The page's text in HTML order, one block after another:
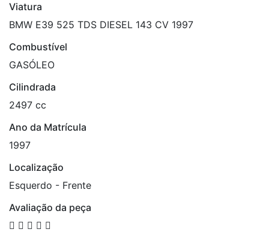
Viatura
BMW E39 525 TDS DIESEL 143 CV 1997
Combustível
GASÓLEO
Cilindrada
2497 cc
Ano da Matrícula
1997
Localização
Esquerdo - Frente
Avaliação da peça